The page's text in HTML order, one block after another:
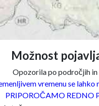
Možnost
Opozorila po področjih in
vremenu se lahko
PRIPOROČAMO REDNO